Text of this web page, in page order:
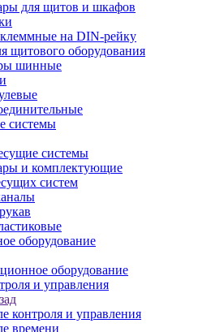
для щитов и шкафов
на DIN-рейку
щитового оборудования
шинные
системы
системы
и комплектующие
систем
оборудование
оборудование
и управления
контроля и управления
времени